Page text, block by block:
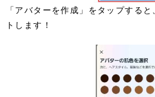
「アバターを作成」をタップする
トします！